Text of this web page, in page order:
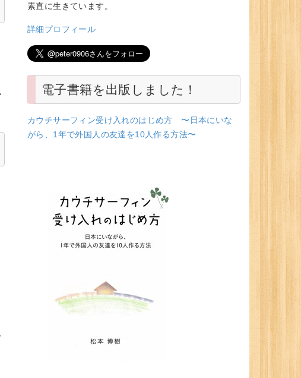
素直に生きています。
詳細プロフィール
電子書籍を出版しました！
カウチサーフィン受け入れのはじめ方 〜日本にいな
がら、1年で外国人の友達を10人作る方法〜